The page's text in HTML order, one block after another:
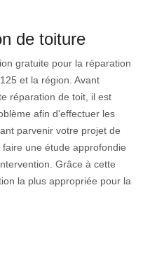
de toiture
gratuite pour la réparation
et la région. Avant
réparation de toit, il est
afin d'effectuer les
parvenir votre projet de
une étude approfondie
Grâce à cette
la plus appropriée pour la